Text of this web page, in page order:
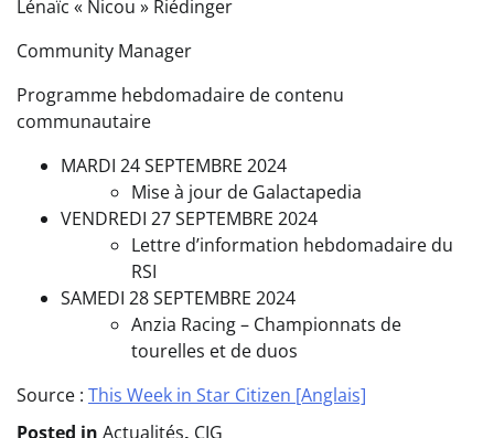
Lénaïc « Nicou » Riédinger
Community Manager
Programme hebdomadaire de contenu
communautaire
MARDI 24 SEPTEMBRE 2024
Mise à jour de Galactapedia
VENDREDI 27 SEPTEMBRE 2024
Lettre d’information hebdomadaire du
RSI
SAMEDI 28 SEPTEMBRE 2024
Anzia Racing – Championnats de
tourelles et de duos
Source : This Week in Star Citizen [Anglais]
Posted in Actualités, CIG